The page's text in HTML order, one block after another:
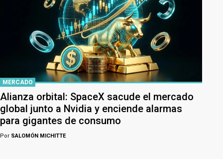
MERCADO
Alianza orbital: SpaceX sacude el mercado
global junto a Nvidia y enciende alarmas
para gigantes de consumo
Por SALOMÓN MICHITTE